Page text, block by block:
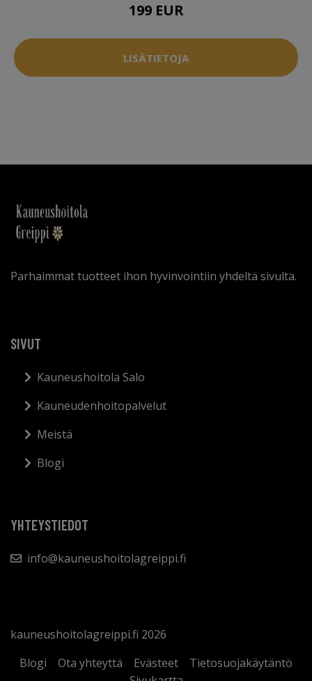
199 EUR
LISÄTIETOJA
Parhaimmat tuotteet ihon hyvinvointiin yhdeltä sivulta.
SIVUT
Kauneushoitola Salo
Kauneudenhoitopalvelut
Meistä
Blogi
YHTEYSTIEDOT
info@kauneushoitolagreippi.fi
kauneushoitolagreippi.fi 2026
Blogi
Ota yhteyttä Evästeet
Tietosuojakäytäntö